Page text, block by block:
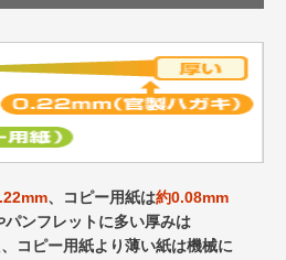
、コピー用紙は約0.08mm
パンフレットに多い厚みは
コピー用紙より薄い紙は機械に